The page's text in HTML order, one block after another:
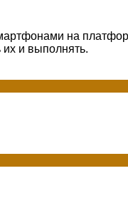
на
и выполнять.